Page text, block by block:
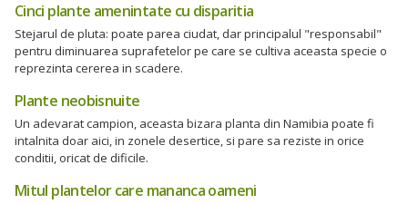
Cinci plante amenintate cu disparitia
Stejarul de pluta: poate parea ciudat, dar principalul "responsabil"
pentru diminuarea suprafetelor pe care se cultiva aceasta specie o
reprezinta cererea in scadere.
Plante neobisnuite
Un adevarat campion, aceasta bizara planta din Namibia poate fi
intalnita doar aici, in zonele desertice, si pare sa reziste in orice
conditii, oricat de dificile.
Mitul plantelor care mananca oameni